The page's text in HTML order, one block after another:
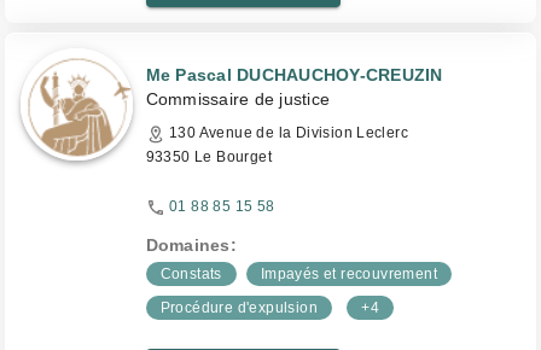
Me Pascal DUCHAUCHOY-CREUZIN
Commissaire de justice
130 Avenue de la Division Leclerc
93350 Le Bourget
01 88 85 15 58
Domaines:
Constats
Impayés et recouvrement
Procédure d'expulsion
+4